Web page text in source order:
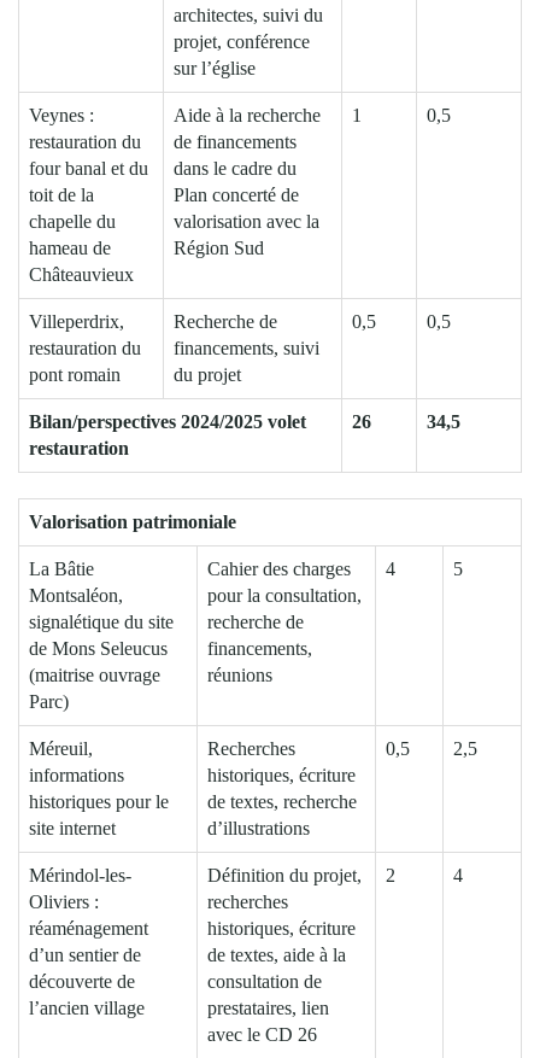
architectes, suivi du
projet, conférence
sur l’église
Veynes :
restauration du
four banal et du
toit de la
chapelle du
hameau de
Châteauvieux
Aide à la recherche
de financements
dans le cadre du
Plan concerté de
valorisation avec la
Région Sud
1 0,5
Villeperdrix,
restauration du
pont romain
Recherche de
financements, suivi
du projet
0,5 0,5
Bilan/perspectives 2024/2025 volet
restauration
26 34,5
Valorisation patrimoniale
La Bâtie
Montsaléon,
signalétique du site
de Mons Seleucus
(maitrise ouvrage
Parc)
Cahier des charges
pour la consultation,
recherche de
financements,
réunions
4 5
Méreuil,
informations
historiques pour le
site internet
Recherches
historiques, écriture
de textes, recherche
d’illustrations
0,5 2,5
Mérindol-les-
Oliviers :
réaménagement
d’un sentier de
découverte de
l’ancien village
Définition du projet,
recherches
historiques, écriture
de textes, aide à la
consultation de
prestataires, lien
avec le CD 26
2 4